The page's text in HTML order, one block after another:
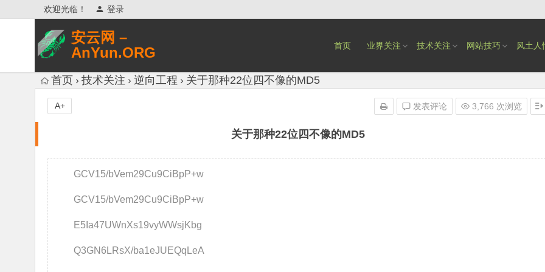
欢迎光临！ 登录
安云网 –
AnYun.ORG
网络安全研究、网络各种猎奇八卦。
首页 业界关注 技术关注 网站技巧 风土人
首页 技术关注 逆向工程 关于那种22位四不像的MD5
关于那种22位四不像的MD5
发表评论 3,766 次浏览
A+
GCV15/bVem29Cu9CiBpP+w
GCV15/bVem29Cu9CiBpP+w
E5Ia47UWnXs19vyWWsjKbg
Q3GN6LRsX/ba1eJUEQqLeA